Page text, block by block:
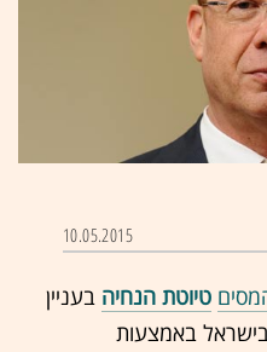
10.05.2015
טיוטת הנחיה בעניין
בישראל באמצעות